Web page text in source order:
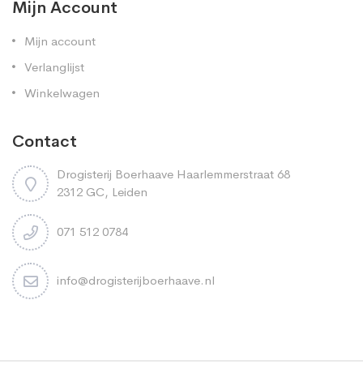
Mijn Account
Mijn account
Verlanglijst
Winkelwagen
Contact
Drogisterij Boerhaave Haarlemmerstraat 68
2312 GC, Leiden
071 512 0784
info@drogisterijboerhaave.nl